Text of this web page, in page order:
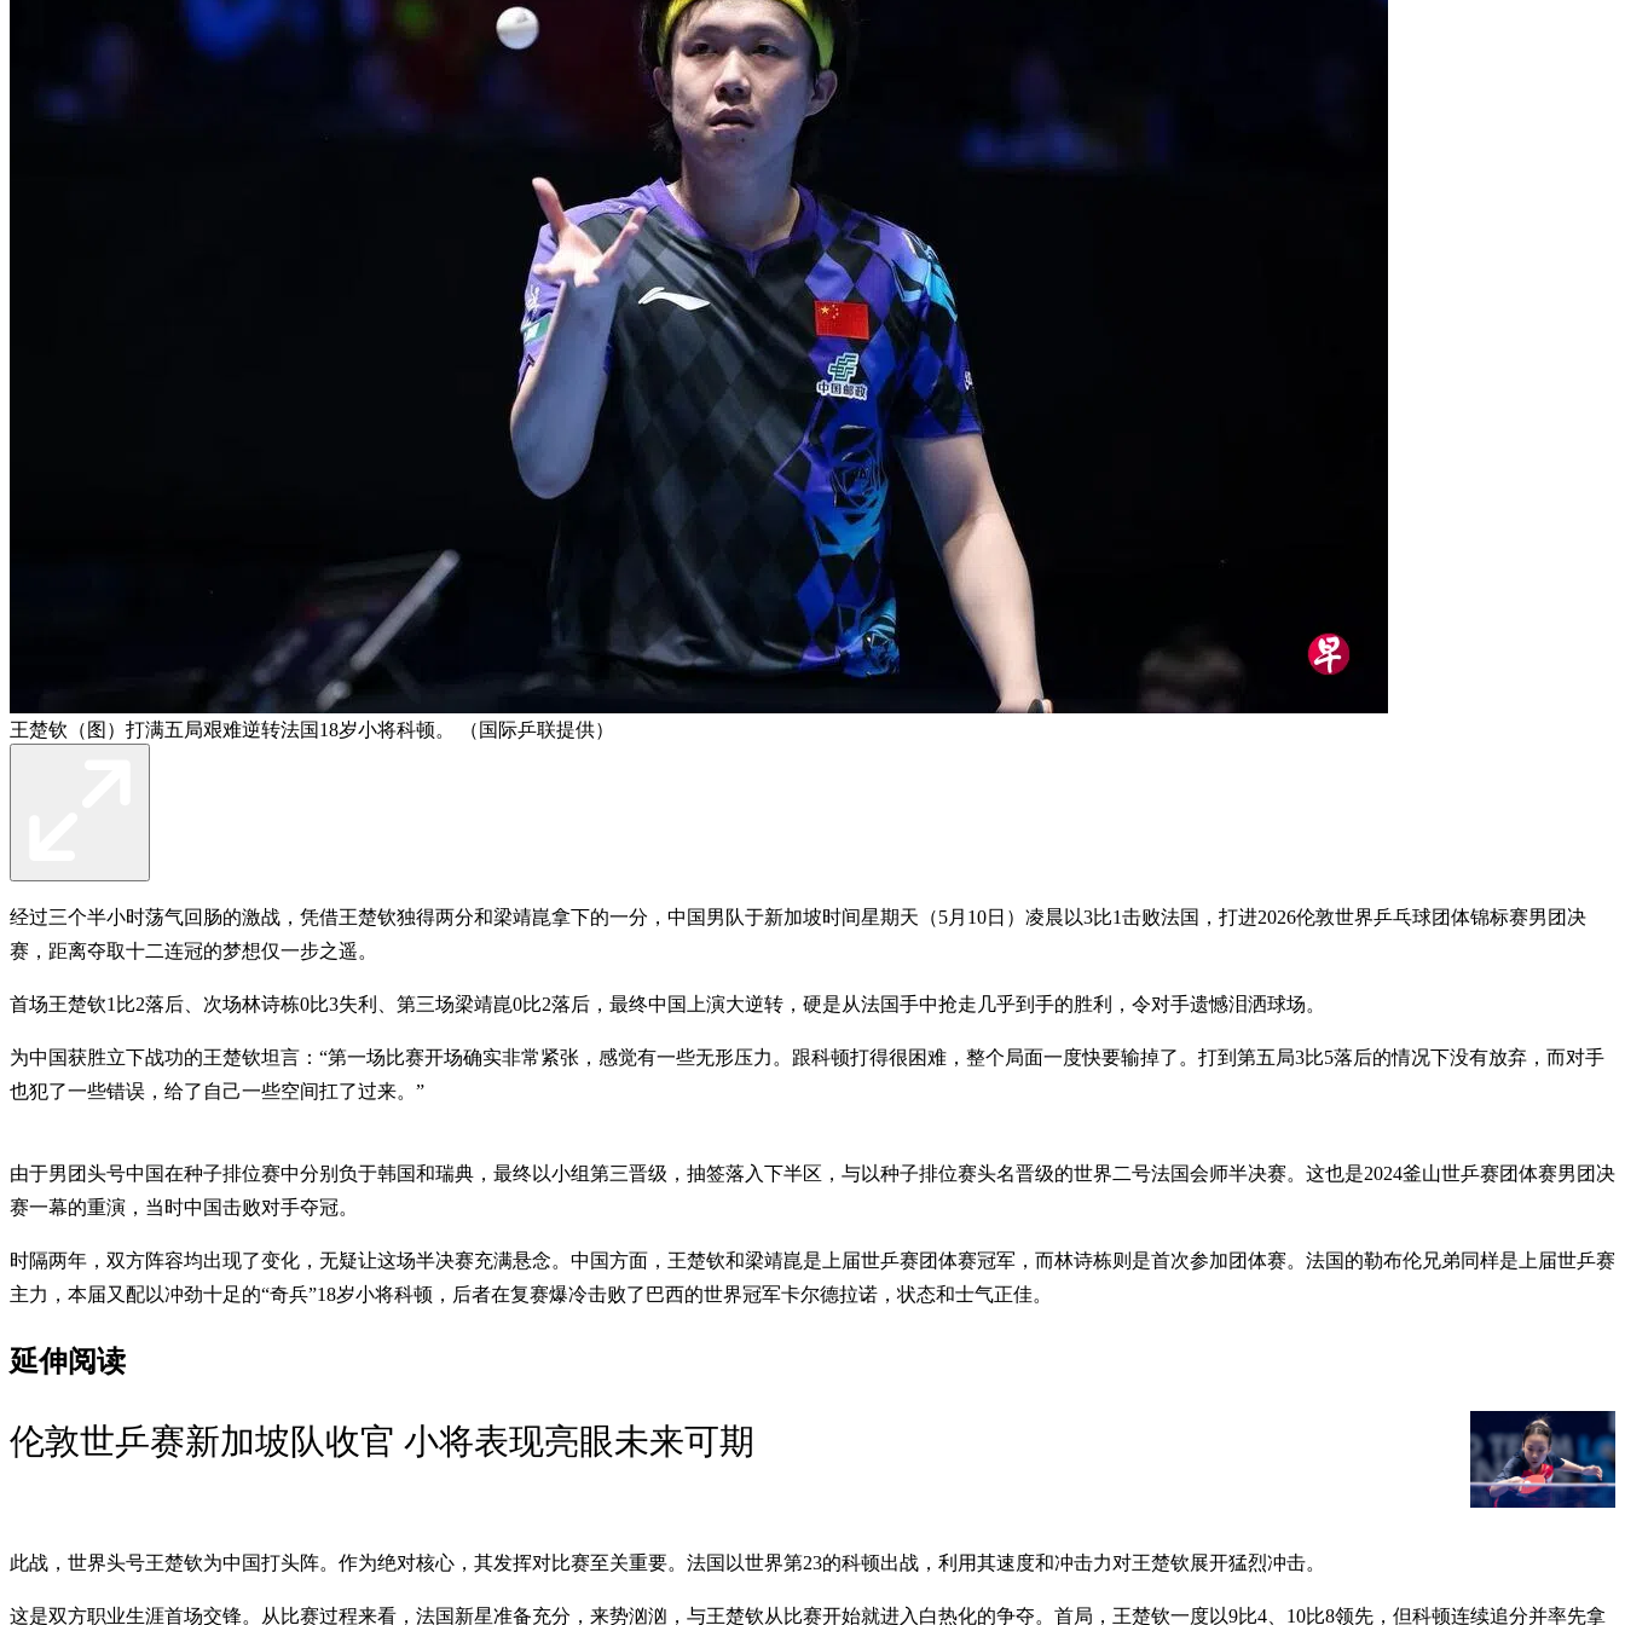
王楚钦（图）打满五局艰难逆转法国18岁小将科顿。 （国际乒联提供）
经过三个半小时荡气回肠的激战，凭借王楚钦独得两分和梁靖崑拿下的一分，中国男队于新加坡时间星期天（5月10日）凌晨以3比1击败法国，打进2026伦敦世界乒乓球团体锦标赛男团决
赛，距离夺取十二连冠的梦想仅一步之遥。
首场王楚钦1比2落后、次场林诗栋0比3失利、第三场梁靖崑0比2落后，最终中国上演大逆转，硬是从法国手中抢走几乎到手的胜利，令对手遗憾泪洒球场。
为中国获胜立下战功的王楚钦坦言：“第一场比赛开场确实非常紧张，感觉有一些无形压力。跟科顿打得很困难，整个局面一度快要输掉了。打到第五局3比5落后的情况下没有放弃，而对手
也犯了一些错误，给了自己一些空间扛了过来。”
由于男团头号中国在种子排位赛中分别负于韩国和瑞典，最终以小组第三晋级，抽签落入下半区，与以种子排位赛头名晋级的世界二号法国会师半决赛。这也是2024釜山世乒赛团体赛男团决
赛一幕的重演，当时中国击败对手夺冠。
时隔两年，双方阵容均出现了变化，无疑让这场半决赛充满悬念。中国方面，王楚钦和梁靖崑是上届世乒赛团体赛冠军，而林诗栋则是首次参加团体赛。法国的勒布伦兄弟同样是上届世乒赛
主力，本届又配以冲劲十足的“奇兵”18岁小将科顿，后者在复赛爆冷击败了巴西的世界冠军卡尔德拉诺，状态和士气正佳。
延伸阅读
伦敦世乒赛新加坡队收官 小将表现亮眼未来可期
此战，世界头号王楚钦为中国打头阵。作为绝对核心，其发挥对比赛至关重要。法国以世界第23的科顿出战，利用其速度和冲击力对王楚钦展开猛烈冲击。
这是双方职业生涯首场交锋。从比赛过程来看，法国新星准备充分，来势汹汹，与王楚钦从比赛开始就进入白热化的争夺。首局，王楚钦一度以9比4、10比8领先，但科顿连续追分并率先拿